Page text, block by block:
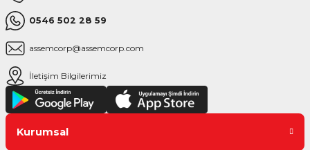
0546 502 28 59
assemcorp@assemcorp.com
İletişim Bilgilerimiz
Kurumsal